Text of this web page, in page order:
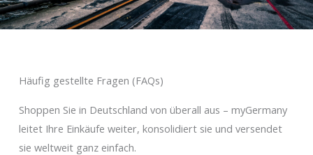
Häufig gestellte Fragen (FAQs)
Shoppen Sie in Deutschland von überall aus – myGermany
leitet Ihre Einkäufe weiter, konsolidiert sie und versendet
sie weltweit ganz einfach.